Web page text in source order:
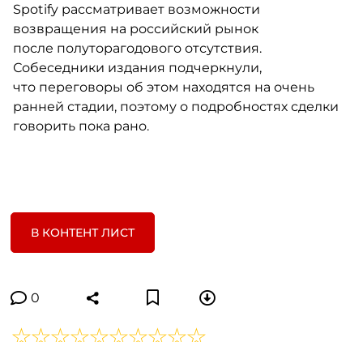
Spotify рассматривает возможности
возвращения на российский рынок
после полуторагодового отсутствия.
Собеседники издания подчеркнули,
что переговоры об этом находятся на очень
ранней стадии, поэтому о подробностях сделки
говорить пока рано.
В КОНТЕНТ ЛИСТ
0